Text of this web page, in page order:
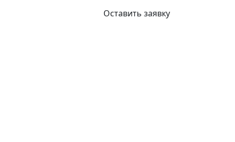
Оставить заявку